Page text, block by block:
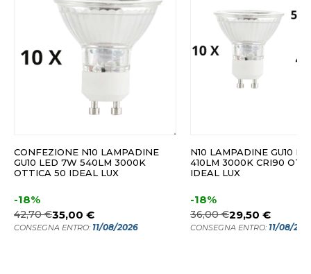
CONFEZIONE N10 LAMPADINE
GU10 LED 7W 540LM 3000K
OTTICA 50 IDEAL LUX
-18%
42,70 €35,00 €
CONSEGNA ENTRO: 11/08/2026
N10 LAMPADINE GU10
410LM 3000K CRI90
IDEAL LUX
-18%
36,00 €29,50 €
CONSEGNA ENTRO: 11/08/